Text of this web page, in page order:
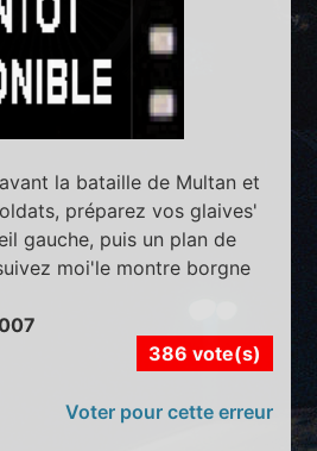
la bataille de Multan et
préparez vos glaives'
gauche, puis un plan de
moi'le montre borgne
386 vote(s)
Voter pour cette erreur